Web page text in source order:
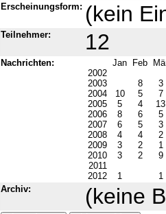
Erscheinungsform: (kein
Teilnehmer: 12
Nachrichten: Jan Feb
2002
2003
8
3
2004
10 5
7
2005
5 4
2006
8 6
5
2007
6 5
3
2008
4 4
2
2009
3 2
1
2010
3 2
9
2011
2012
1
1
Archiv:
(keine